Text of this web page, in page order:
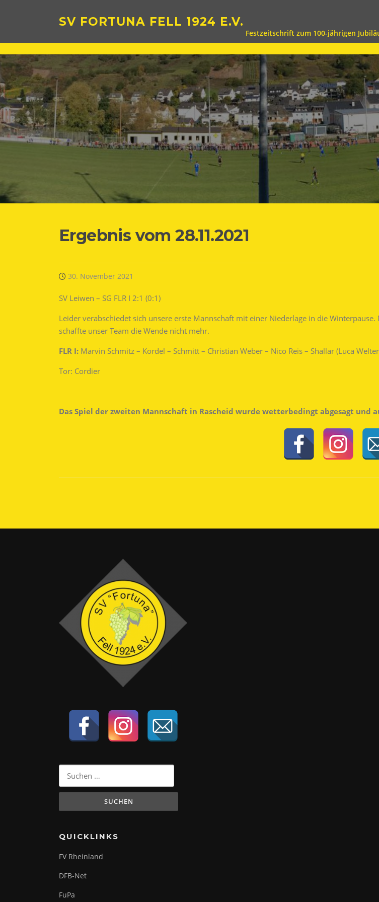
SV FORTUNA FELL 1924 E.V.
Festzeitschrift zum 100-jährigen
Ergebnis vom 28.11.2021
30. November 2021
SV Leiwen – SG FLR I 2:1 (0:1)
Leider verabschiedet sich unsere erste Mannschaft mit einer Niederlage in die
schaffte unser Team die Wende nicht mehr.
FLR I: Marvin Schmitz – Kordel – Schmitt – Christian Weber – Nico Reis – Shallar (Luca
Tor: Cordier
Das Spiel der zweiten Mannschaft in Rascheid wurde wetterbedingt abgesagt und
nach:
QUICKLINKS
FV Rheinland
DFB-Net
FuPa